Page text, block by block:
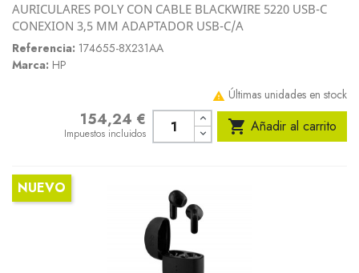
AURICULARES POLY CON CABLE BLACKWIRE 5220 USB-C
CONEXION 3,5 MM ADAPTADOR USB-C/A
Referencia: 174655-8X231AA
Marca: HP
 Últimas unidades en stock
Precio
154,24 €
Impuestos incluidos  Añadir al carrito
NUEVO